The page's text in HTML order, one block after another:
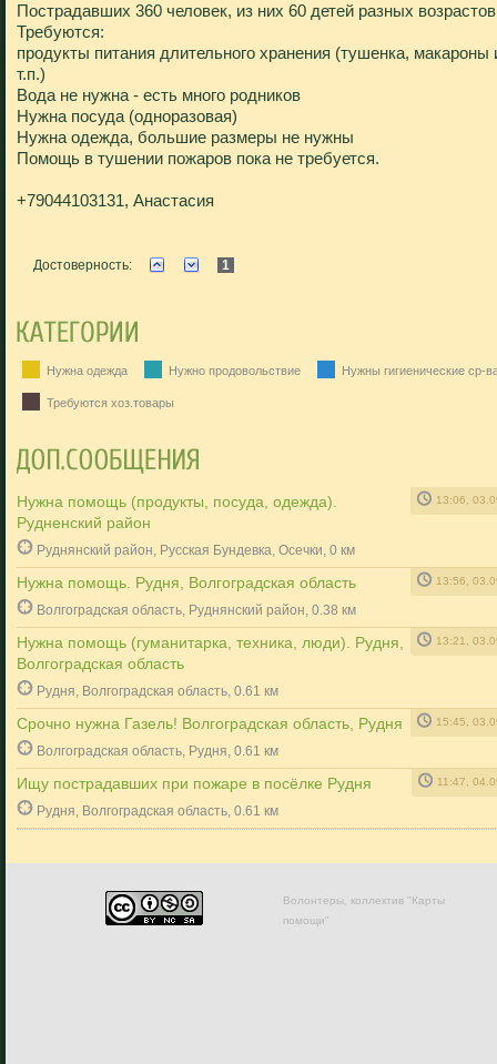
Пострадавших 360 человек, из них 60 детей разных
Требуются:
продукты питания длительного хранения (тушенка, макароны
т.п.)
Вода не нужна - есть много родников
Нужна посуда (одноразовая)
Нужна одежда, большие размеры не нужны
Помощь в тушении пожаров пока не требуется.
+79044103131, Анастасия
Достоверность: 1
Нужна одежда Нужно продовольствие Нужны гигиенические ср-
Требуются хоз.товары
Нужна помощь (продукты, посуда, одежда).
Рудненский район
13:06,
Руднянский район, Русская Бундевка, Осечки, 0 км
Нужна помощь. Рудня, Волгоградская область 13:56,
Волгоградская область, Руднянский район, 0.38 км
Нужна помощь (гуманитарка, техника, люди). Рудня,
Волгоградская область
13:21,
Рудня, Волгоградская область, 0.61 км
Срочно нужна Газель! Волгоградская область, Рудня 15:45,
Волгоградская область, Рудня, 0.61 км
Ищу пострадавших при пожаре в посёлке Рудня 11:47,
Рудня, Волгоградская область, 0.61 км
Волонтеры, коллектив "Карты
помощи"